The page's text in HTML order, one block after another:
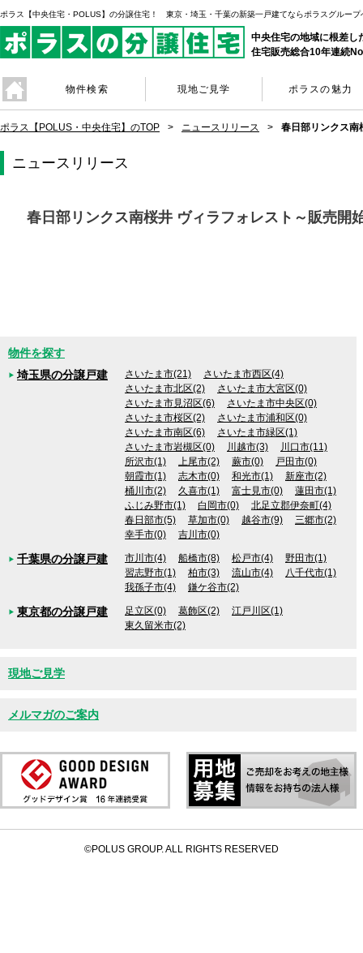
ポラス【中央住宅・POLUS】の分譲住宅！ 東京・埼玉・千葉の新築一戸建てならポラスグループ
中央住宅の地域に根差し
住宅販売総合10年連続
物件検索 現地ご見学 ポラスの魅力
ポラス【POLUS・中央住宅】のTOP ニュースリリース 春日部リンクス南
ニュースリリース
春日部リンクス南桜井 ヴィラフォレスト～販売開
物件を探す
埼玉県の分譲戸建
さいたま市(21)
さいたま市西区(4)
さいたま市北区(2)
さいたま市大宮区(0)
さいたま市見沼区(6)
さいたま市中央区(0)
さいたま市桜区(2)
さいたま市浦和区(0)
さいたま市南区(6)
さいたま市緑区(1)
さいたま市岩槻区(0)
川越市(3)
川口市(11)
所沢市(1)
上尾市(2) 蕨市(0)
戸田市(0)
朝霞市(1)
志木市(0) 和光市(1)
新座市(2)
桶川市(2)
久喜市(1) 富士見市(0)
蓮田市(1)
ふじみ野市(1)
白岡市(0)
北足立郡伊奈町(4)
春日部市(5)
草加市(0) 越谷市(9)
三郷市(2)
幸手市(0)
吉川市(0)
千葉県の分譲戸建 市川市(4) 船橋市(8) 松戸市(4)
野田市(1)
習志野市(1)
柏市(3) 流山市(4)
八千代市(1)
我孫子市(4)
鎌ケ谷市(2)
東京都の分譲戸建 足立区(0) 葛飾区(2)
江戸川区(1)
東久留米市(2)
現地ご見学
メルマガのご案内
©POLUS GROUP. ALL RIGHTS RESERVED